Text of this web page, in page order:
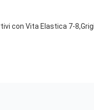
con Vita Elastica 7-